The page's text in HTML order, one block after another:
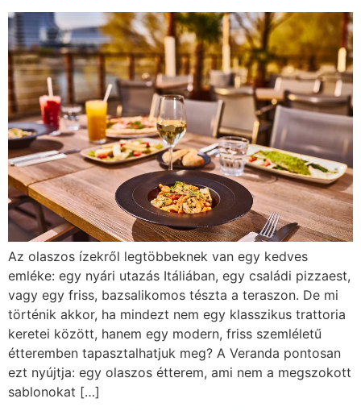
Az olaszos ízekről legtöbbeknek van egy kedves
emléke: egy nyári utazás Itáliában, egy családi pizzaest,
vagy egy friss, bazsalikomos tészta a teraszon. De mi
történik akkor, ha mindezt nem egy klasszikus trattoria
keretei között, hanem egy modern, friss szemléletű
étteremben tapasztalhatjuk meg? A Veranda pontosan
ezt nyújtja: egy olaszos étterem, ami nem a megszokott
sablonokat […]